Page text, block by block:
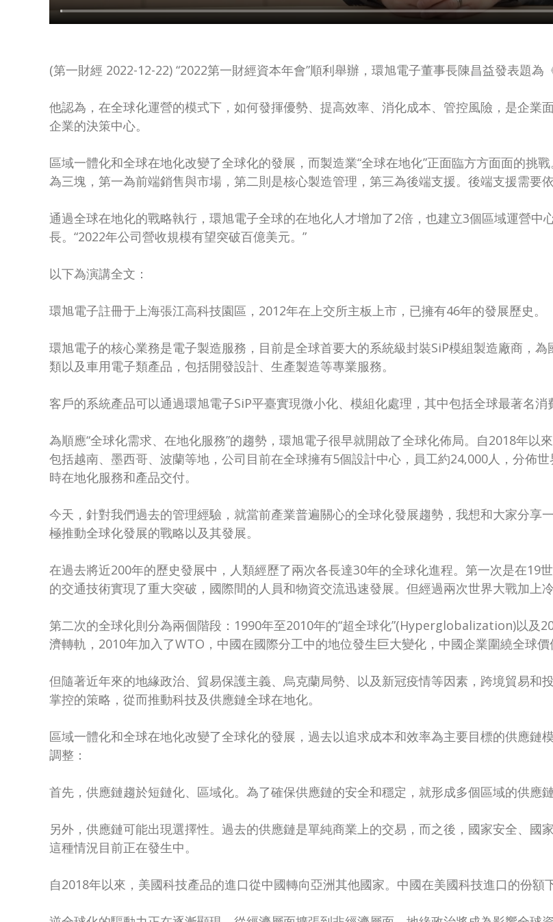
(第一財經 2022-12-22) “2022第一財經資本年會”順利舉辦，環旭電子董事長陳昌益發表題為
他認為，在全球化運營的模式下，如何發揮優勢、提高效率、消化成本、管控風險，是企業
企業的決策中心。
區域一體化和全球在地化改變了全球化的發展，而製造業“全球在地化”正面臨方方面面的挑
為三塊，第一為前端銷售與市場，第二則是核心製造管理，第三為後端支援。後端支援需要
通過全球在地化的戰略執行，環旭電子全球的在地化人才增加了2倍，也建立3個區域運營
長。“2022年公司營收規模有望突破百億美元。”
以下為演講全文：
環旭電子註冊于上海張江高科技園區，2012年在上交所主板上市，已擁有46年的發展歷史。
環旭電子的核心業務是電子製造服務，目前是全球首要大的系統級封裝SiP模組製造廠商，
類以及車用電子類產品，包括開發設計、生產製造等專業服務。
客戶的系統產品可以通過環旭電子SiP平臺實現微小化、模組化處理，其中包括全球最著名消
為順應“全球化需求、在地化服務”的趨勢，環旭電子很早就開啟了全球化佈局。自2018年以
包括越南、墨西哥、波蘭等地，公司目前在全球擁有5個設計中心，員工約24,000人，分佈
時在地化服務和產品交付。
今天，針對我們過去的管理經驗，就當前產業普遍關心的全球化發展趨勢，我想和大家分享
極推動全球化發展的戰略以及其發展。
在過去將近200年的歷史發展中，人類經歷了兩次各長達30年的全球化進程。第一次是在19
的交通技術實現了重大突破，國際間的人員和物資交流迅速發展。但經過兩次世界大戰加上
第二次的全球化則分為兩個階段：1990年至2010年的“超全球化”(Hyperglobalization)以及
濟轉軌，2010年加入了WTO，中國在國際分工中的地位發生巨大變化，中國企業圍繞全球價
但隨著近年來的地緣政治、貿易保護主義、烏克蘭局勢、以及新冠疫情等因素，跨境貿易和
掌控的策略，從而推動科技及供應鏈全球在地化。
區域一體化和全球在地化改變了全球化的發展，過去以追求成本和效率為主要目標的供應鏈
調整：
首先，供應鏈趨於短鏈化、區域化。為了確保供應鏈的安全和穩定，就形成多個區域的供應
另外，供應鏈可能出現選擇性。過去的供應鏈是單純商業上的交易，而之後，國家安全、國
這種情況目前正在發生中。
自2018年以來，美國科技產品的進口從中國轉向亞洲其他國家。中國在美國科技進口的份額